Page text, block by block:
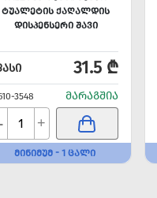
ᲢᲣᲐᲚᲔᲢᲘᲡ ᲥᲐᲦᲐᲚᲓᲘᲡ
ᲓᲘᲡᲞᲔᲜᲡᲔᲠᲘ ᲨᲐᲕᲘ
31.5 ₾
3548 ᲛᲐᲠᲐᲒᲨᲘᲐ
+
ᲛᲘᲜᲘᲛᲣᲛ - 1 ᲪᲐᲚᲘ